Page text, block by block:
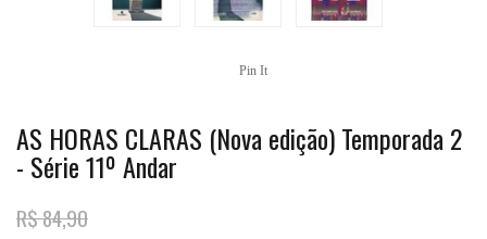
Pin It
AS HORAS CLARAS (Nova edição) Temporada 2
- Série 11º Andar
R$84,90